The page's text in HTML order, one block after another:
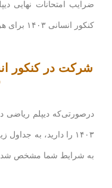
ضرایب امتحانات نهایی
کنکور انسانی ۱۴۰۳ برای هر دیپلم به تقکیک ارائه شده است.
درصورتی‌که دیپلم ریاضی
۱۴۰۳ را دارید، به
به شرایط شما مشخص